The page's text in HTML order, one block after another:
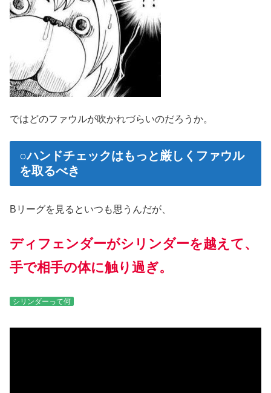
ではどのファウルが吹かれづらいのだろうか。
○ハンドチェックはもっと厳しくファウル
を取るべき
Bリーグを見るといつも思うんだが、
ディフェンダーがシリンダーを越えて、
手で相手の体に触り過ぎ。
シリンダーって何